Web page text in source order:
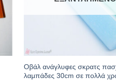
Οβάλ ανάγλυφες σκρατς
λαμπάδες 30cm σε πολλά